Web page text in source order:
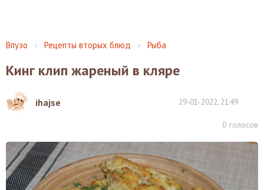
Впузо Рецепты вторых блюд Рыба
Кинг клип жареный в кляре
ihajse 29-01-2022, 21:49
0 голосов